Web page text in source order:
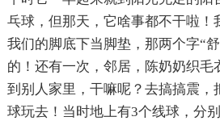
乓球，但那天，它啥事都不干啦！
我们的脚底下当脚垫，那两个字“
的！还有一次，邻居，陈奶奶织毛
到别人家里，干嘛呢？去搞搞震，
球玩去！当时地上有3个线球，分